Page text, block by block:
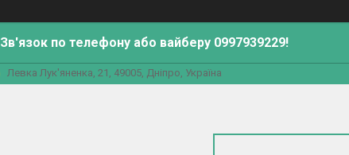
Зв'язок по телефону або вайберу 0997939229!
Левка Лук'яненка, 21, 49005, Дніпро, Україна